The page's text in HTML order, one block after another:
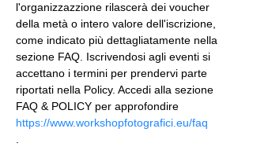
l'organizzazzione rilascerà dei voucher
della metà o intero valore dell'iscrizione,
come indicato più dettagliatamente nella
sezione FAQ. Iscrivendosi agli eventi si
accettano i termini per prendervi parte
riportati nella Policy. Accedi alla sezione
FAQ & POLICY per approfondire
https://www.workshopfotografici.eu/faq